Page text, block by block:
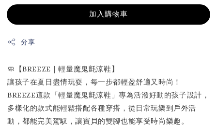
加入購物車
分享
🧼【BREEZE｜輕量魔鬼氈涼鞋】
讓孩子在夏日盡情玩耍，每一步都輕盈舒適又時尚！
BREEZE這款「輕量魔鬼氈涼鞋」專為活潑好動的孩子設計，
多樣化的款式能輕鬆搭配各種穿搭，從日常玩樂到戶外活
動，都能完美駕馭，讓寶貝的雙腳也能享受時尚樂趣。